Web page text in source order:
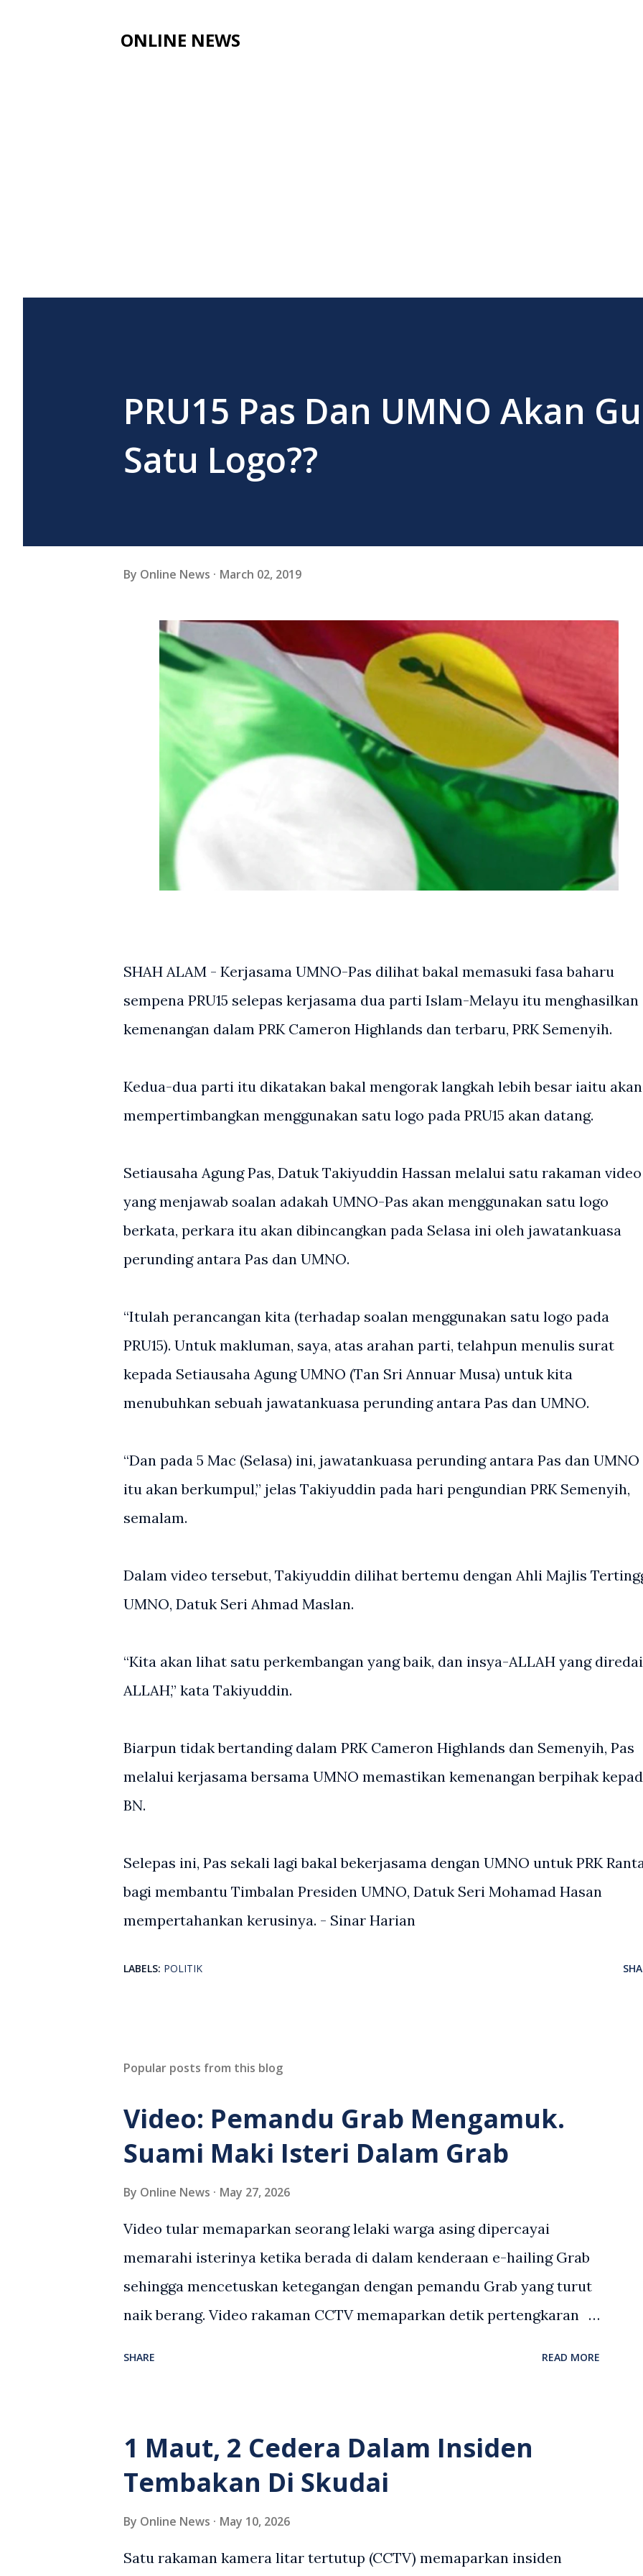
ONLINE NEWS
PRU15 Pas Dan UMNO Akan
Satu Logo??
By Online News March 02, 2019
SHAH ALAM - Kerjasama UMNO-Pas dilihat bakal memasuki fasa baharu
sempena PRU15 selepas kerjasama dua parti Islam-Melayu itu menghasilkan
kemenangan dalam PRK Cameron Highlands dan terbaru, PRK Semenyih.
Kedua-dua parti itu dikatakan bakal mengorak langkah lebih besar iaitu akan
mempertimbangkan menggunakan satu logo pada PRU15 akan datang.
Setiausaha Agung Pas, Datuk Takiyuddin Hassan melalui satu rakaman video
yang menjawab soalan adakah UMNO-Pas akan menggunakan satu logo
berkata, perkara itu akan dibincangkan pada Selasa ini oleh jawatankuasa
perunding antara Pas dan UMNO.
“Itulah perancangan kita (terhadap soalan menggunakan satu logo pada
PRU15). Untuk makluman, saya, atas arahan parti, telahpun menulis surat
kepada Setiausaha Agung UMNO (Tan Sri Annuar Musa) untuk kita
menubuhkan sebuah jawatankuasa perunding antara Pas dan UMNO.
“Dan pada 5 Mac (Selasa) ini, jawatankuasa perunding antara Pas dan UMNO
itu akan berkumpul,” jelas Takiyuddin pada hari pengundian PRK Semenyih,
semalam.
Dalam video tersebut, Takiyuddin dilihat bertemu dengan Ahli Majlis
UMNO, Datuk Seri Ahmad Maslan.
“Kita akan lihat satu perkembangan yang baik, dan insya-ALLAH yang diredai
ALLAH,” kata Takiyuddin.
Biarpun tidak bertanding dalam PRK Cameron Highlands dan Semenyih, Pas
melalui kerjasama bersama UMNO memastikan kemenangan berpihak
BN.
Selepas ini, Pas sekali lagi bakal bekerjasama dengan UMNO untuk PRK
bagi membantu Timbalan Presiden UMNO, Datuk Seri Mohamad Hasan
mempertahankan kerusinya. - Sinar Harian
LABELS: POLITIK
Popular posts from this blog
Video: Pemandu Grab Mengamuk.
Suami Maki Isteri Dalam Grab
By Online News May 27, 2026
Video tular memaparkan seorang lelaki warga asing dipercayai
memarahi isterinya ketika berada di dalam kenderaan e-hailing Grab
sehingga mencetuskan ketegangan dengan pemandu Grab yang turut
naik berang. Video rakaman CCTV memaparkan detik pertengkaran
wanita terbabit sebelum berlaku pertikaman lidah antara kedua-dua
pihak. Video berkenaan kini tular di media sosial dan mendapat
pelbagai reaksi orang ramai. Antara komen orang awam yang tular di
SHARE READ MORE
1 Maut, 2 Cedera Dalam Insiden
Tembakan Di Skudai
By Online News May 10, 2026
Satu rakaman kamera litar tertutup (CCTV) memaparkan insiden